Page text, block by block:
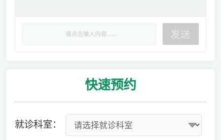
快速预约
就诊科室：